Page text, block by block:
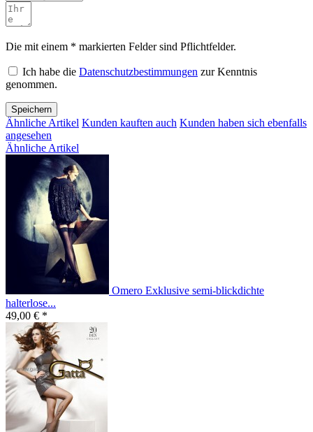
Die mit einem * markierten Felder sind Pflichtfelder.
Ich habe die Datenschutzbestimmungen zur Kenntnis
genommen.
Speichern
Ähnliche Artikel Kunden kauften auch Kunden haben sich ebenfalls
angesehen
Ähnliche Artikel
Omero Exklusive semi-blickdichte
halterlose...
49,00 € *